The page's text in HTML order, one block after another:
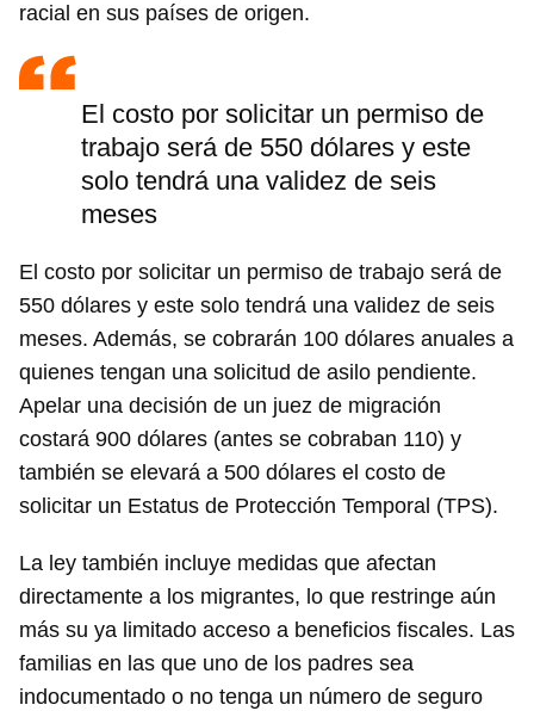
Guardar como favorito
Para poder guardar como favorito, primero has de
iniciar sesión con tu cuenta de 14ymedio.
racial en sus países de origen.
El costo por solicitar un permiso de
trabajo será de 550 dólares y este
solo tendrá una validez de seis
meses
El costo por solicitar un permiso de trabajo será de
550 dólares y este solo tendrá una validez de seis
meses. Además, se cobrarán 100 dólares anuales a
quienes tengan una solicitud de asilo pendiente.
Apelar una decisión de un juez de migración
costará 900 dólares (antes se cobraban 110) y
también se elevará a 500 dólares el costo de
solicitar un Estatus de Protección Temporal (TPS).
La ley también incluye medidas que afectan
directamente a los migrantes, lo que restringe aún
más su ya limitado acceso a beneficios fiscales. Las
familias en las que uno de los padres sea
indocumentado o no tenga un número de seguro